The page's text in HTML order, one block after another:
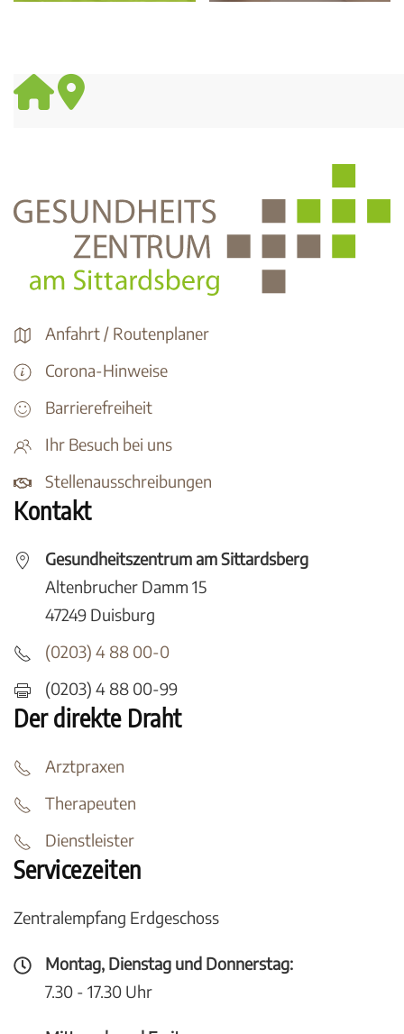
Anfahrt / Routenplaner
Corona-Hinweise
Barrierefreiheit
Ihr Besuch bei uns
Stellenausschreibungen
Kontakt
Gesundheitszentrum am Sittardsberg
Altenbrucher Damm 15
47249 Duisburg
(0203) 4 88 00-0
(0203) 4 88 00-99
Der direkte Draht
Arztpraxen
Therapeuten
Dienstleister
Servicezeiten
Zentralempfang Erdgeschoss
Montag, Dienstag und Donnerstag:
7.30 - 17.30 Uhr